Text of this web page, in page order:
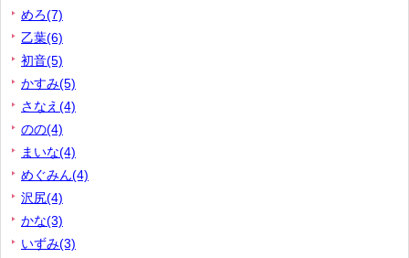
めろ(7)
乙葉(6)
初音(5)
かすみ(5)
さなえ(4)
のの(4)
まいな(4)
めぐみん(4)
沢尻(4)
かな(3)
いずみ(3)